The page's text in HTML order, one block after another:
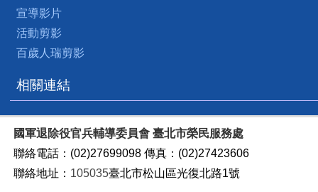
宣導影片
活動剪影
百歲人瑞剪影
相關連結
國軍退除役官兵輔導委員會 臺北市榮民服務處
聯絡電話：(02)27699098 傳真：(02)27423606
聯絡地址： 105035臺北市松山區光復北路1號